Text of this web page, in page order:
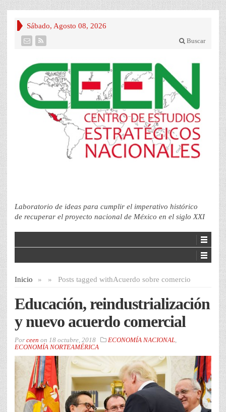
Sábado, Agosto 08, 2026
Buscar
Laboratorio de ideas para cumplir el imperativo histórico
de recuperar el proyecto nacional de México en el siglo XXI
Inicio » Posts tagged with
» Acuerdo sobre comercio
Educación, reindustrialización
y nuevo acuerdo comercial
Por ceen on 18 octubre, 2018 ECONOMÍA NACIONAL,
ECONOMÍA NORTEAMÉRICA